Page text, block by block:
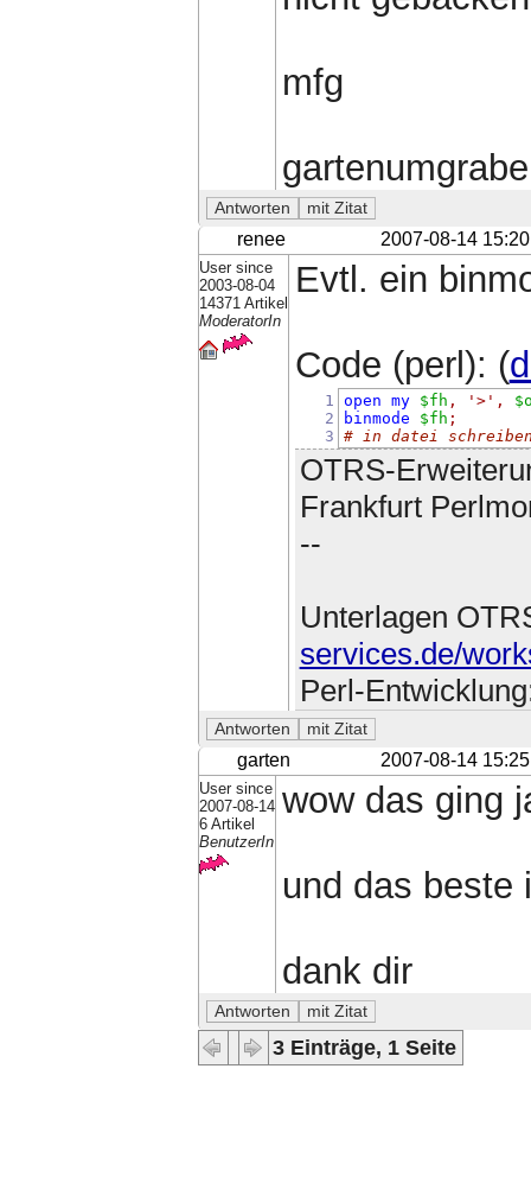
mfg
renee 2007-08-14 15:20
User since
2003-08-04
14371 Artikel
ModeratorIn
Evtl. ein
Code (perl): (
1
2
3
open my $fh , '>' ,
binmode
$fh ;
# in datei
OTRS-
Frankfurt
--
Unterlagen
services.de/
Perl-
garten 2007-08-14 15:25
User since
2007-08-14
6 Artikel
BenutzerIn
wow das ging
und das beste
dank dir
3 Einträge, 1 Seite